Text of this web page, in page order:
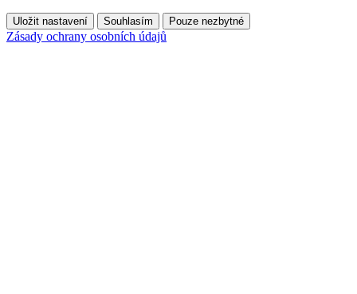
Uložit nastavení Souhlasím Pouze nezbytné
Zásady ochrany osobních údajů